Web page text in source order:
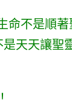
命不是順
是天天讓